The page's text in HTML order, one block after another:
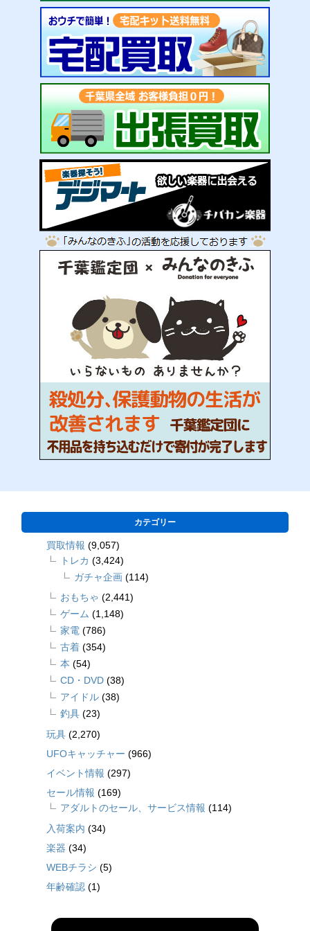
カテゴリー
買取情報 (9,057)
トレカ (3,424)
ガチャ企画 (114)
おもちゃ (2,441)
ゲーム (1,148)
家電 (786)
古着 (354)
本 (54)
CD・DVD (38)
アイドル (38)
釣具 (23)
玩具 (2,270)
UFOキャッチャー (966)
イベント情報 (297)
セール情報 (169)
アダルトのセール、サービス情報 (114)
入荷案内 (34)
楽器 (34)
WEBチラシ (5)
年齢確認 (1)